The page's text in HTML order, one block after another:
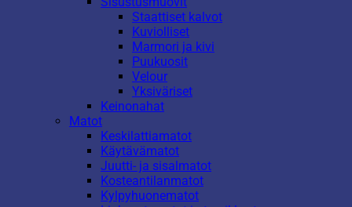
Staattiset kalvot
Kuviolliset
Marmori ja kivi
Puukuosit
Velour
Yksiväriset
Keinonahat
Matot
Keskilattiamatot
Käytävämatot
Juutti- ja sisalmatot
Kosteantilanmatot
Kylpyhuonematot